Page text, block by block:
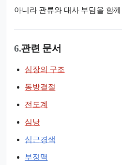
아니라 관류와 대사 부담을 함
6.관련 문서
심장의 구조
동방결절
전도계
심낭
심근경색
부정맥